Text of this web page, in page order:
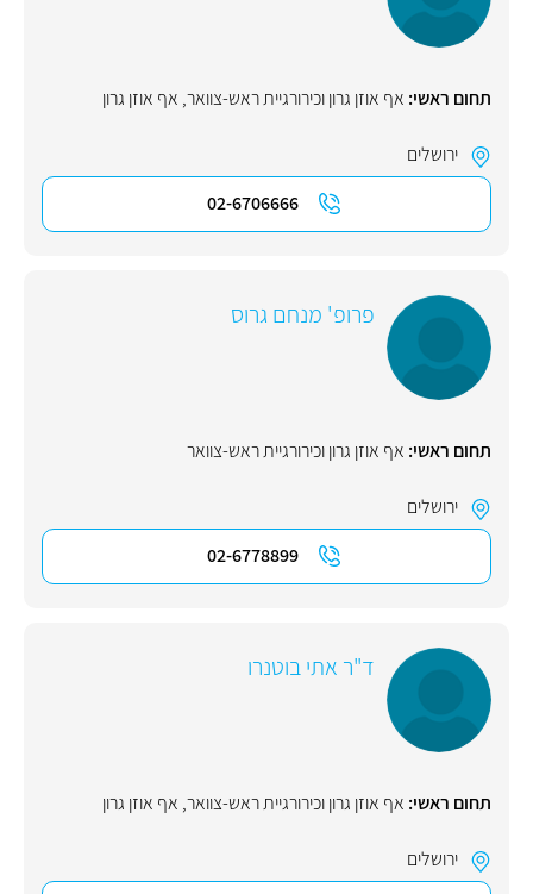
תחום ראשי: אף אוזן גרון וכירורגיית ראש-צוואר, אף אוזן גרון
ירושלים
02-6706666
פרופ' מנחם גרוס
תחום ראשי: אף אוזן גרון וכירורגיית ראש-צוואר
ירושלים
02-6778899
ד"ר אתי בוטנרו
תחום ראשי: אף אוזן גרון וכירורגיית ראש-צוואר, אף אוזן גרון
ירושלים